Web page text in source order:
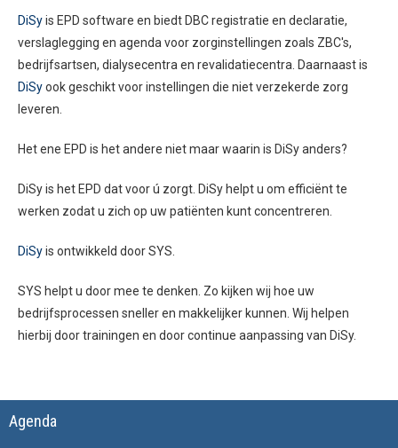
088 – 638 96 75
DiSyis EPD software en biedt DBC registratie en declaratie,
verslaglegging en agenda voor zorginstellingen zoals ZBC's,
bedrijfsartsen, dialysecentra en revalidatiecentra. Daarnaast is
DiSyook geschikt voor instellingen die niet verzekerde zorg
leveren.
Het ene EPD is het andere niet maar waarin is DiSy anders?
DiSy is het EPD dat voor ú zorgt. DiSy helpt u om efficiënt te
werken zodat u zich op uw patiënten kunt concentreren.
DiSyis ontwikkeld door SYS.
SYS helpt u door mee te denken. Zo kijken wij hoe uw
bedrijfsprocessen sneller en makkelijker kunnen. Wij helpen
hierbij door trainingen en door continue aanpassing van DiSy.
Agenda